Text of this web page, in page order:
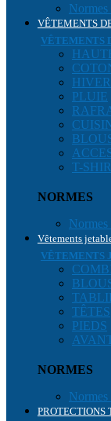
Normes
VÊTEMENTS
VÊTEMENTS
PLUIE
T-
NORMES
Normes
Vêtements
VÊTEMENTS
TÊTES
PIEDS
NORMES
Normes
PROTECTIONS